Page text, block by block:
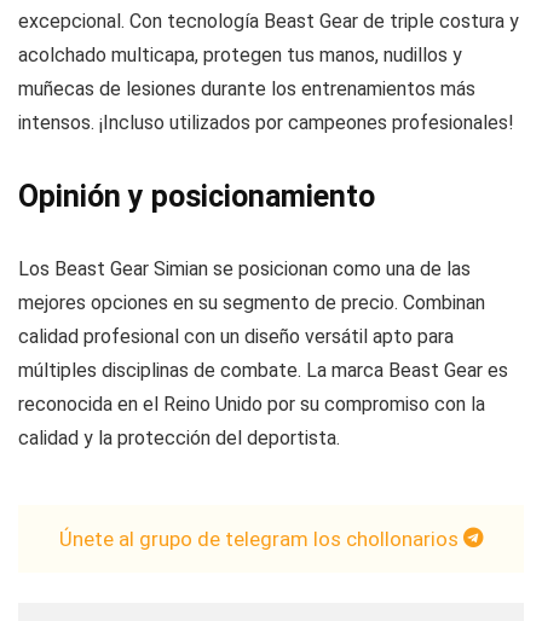
excepcional. Con tecnología Beast Gear de triple costura y
acolchado multicapa, protegen tus manos, nudillos y
muñecas de lesiones durante los entrenamientos más
intensos. ¡Incluso utilizados por campeones profesionales!
Opinión y posicionamiento
Los Beast Gear Simian se posicionan como una de las
mejores opciones en su segmento de precio. Combinan
calidad profesional con un diseño versátil apto para
múltiples disciplinas de combate. La marca Beast Gear es
reconocida en el Reino Unido por su compromiso con la
calidad y la protección del deportista.
Únete al grupo de telegram los chollonarios